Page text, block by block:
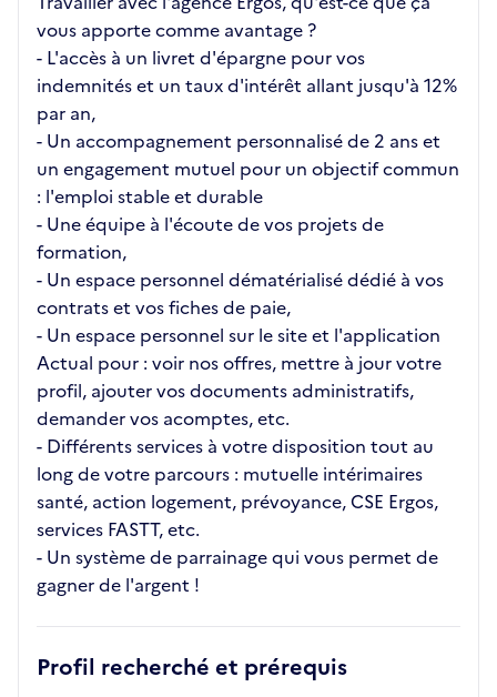
vous apporte comme avantage ?
- L'accès à un livret d'épargne pour vos
indemnités et un taux d'intérêt allant jusqu'à 12%
par an,
- Un accompagnement personnalisé de 2 ans et
un engagement mutuel pour un objectif commun
: l'emploi stable et durable
- Une équipe à l'écoute de vos projets de
formation,
- Un espace personnel dématérialisé dédié à vos
contrats et vos fiches de paie,
- Un espace personnel sur le site et l'application
Actual pour : voir nos offres, mettre à jour votre
profil, ajouter vos documents administratifs,
demander vos acomptes, etc.
- Différents services à votre disposition tout au
long de votre parcours : mutuelle intérimaires
santé, action logement, prévoyance, CSE Ergos,
services FASTT, etc.
- Un système de parrainage qui vous permet de
gagner de l'argent !
Profil recherché et prérequis